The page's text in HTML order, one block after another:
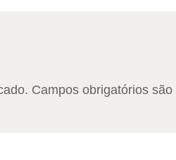
Campos obrigatórios